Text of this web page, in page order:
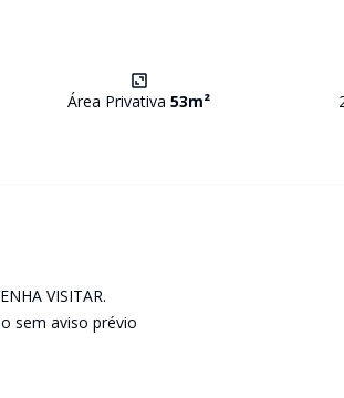
Área Privativa53m²
VISITAR.
sem aviso prévio